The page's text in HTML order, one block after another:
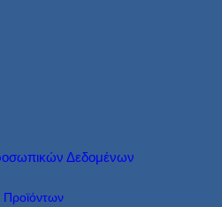
Δεδομένων